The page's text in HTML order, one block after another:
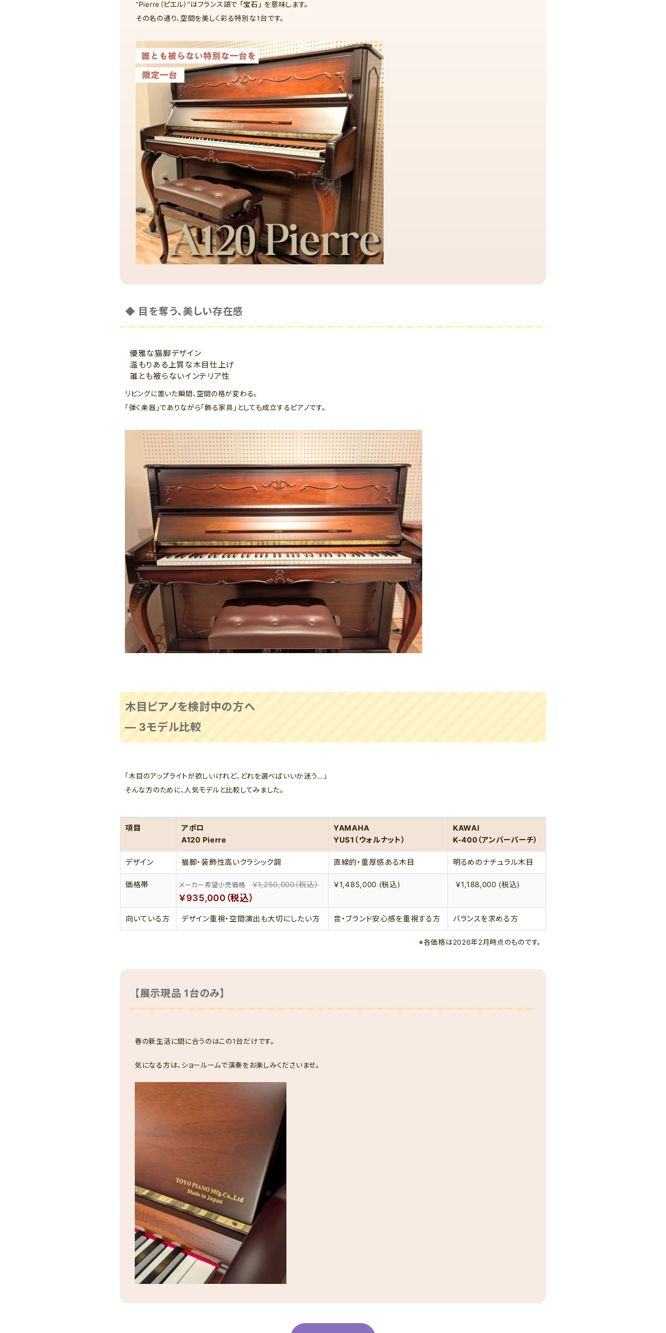
“Pierre（ピエル）”はフランス語で 「宝石」 を意味します。
その名の通り、空間を美しく彩る特別な1台です。
◆ 目を奪う、美しい存在感
優雅な猫脚デザイン
温もりある上質な木目仕上げ
誰とも被らないインテリア性
リビングに置いた瞬間、空間の格が変わる。
「弾く楽器」でありながら「飾る家具」としても成立するピアノです。
木目ピアノを検討中の方へ
― 3モデル比較
「木目のアップライトが欲しいけれど、どれを選べばいいか迷う…」
そんな方のために、人気モデルと比較してみました。
項目
アポロ
A120 Pierre
YAMAHA
YUS1（ウォルナット）
KAWAI
K-400（アンバーバーチ）
デザイン 猫脚・装飾性高いクラシック調 直線的・重厚感ある木目 明るめのナチュラル木目
価格帯 メーカー希望小売価格￥1,250,000（税込）
￥935,000（税込）
￥1,485,000 (税込) ￥1,188,000 (税込)
向いている方 デザイン重視・空間演出も大切にしたい方 音・ブランド安心感を重視する方 バランスを求める方
※各価格は2026年2月時点のものです。
【展示現品 1台のみ】
春の新生活に間に合うのはこの1台だけです。
気になる方は、ショールームで演奏をお楽しみくださいませ。